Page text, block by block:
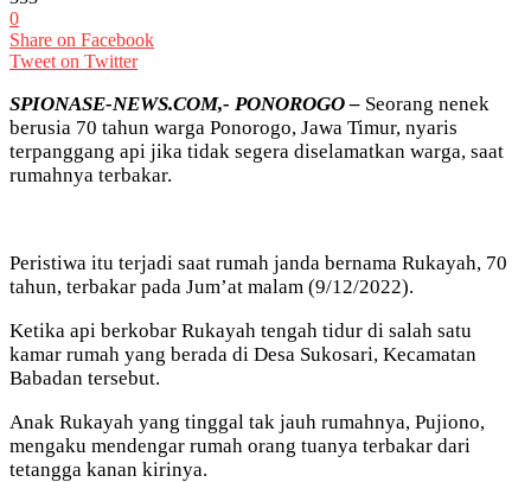
0
Share on Facebook
Tweet on Twitter
SPIONASE-NEWS.COM,- PONOROGO – Seorang nenek
berusia 70 tahun warga Ponorogo, Jawa Timur, nyaris
terpanggang api jika tidak segera diselamatkan warga, saat
rumahnya terbakar.
Peristiwa itu terjadi saat rumah janda bernama Rukayah, 70
tahun, terbakar pada Jum’at malam (9/12/2022).
Ketika api berkobar Rukayah tengah tidur di salah satu
kamar rumah yang berada di Desa Sukosari, Kecamatan
Babadan tersebut.
Anak Rukayah yang tinggal tak jauh rumahnya, Pujiono,
mengaku mendengar rumah orang tuanya terbakar dari
tetangga kanan kirinya.